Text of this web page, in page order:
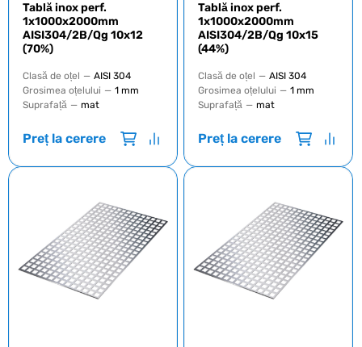
Tablă inox perf.
1х1000х2000mm
AISI304/2B/Qg 10х12
(70%)
Clasă de oțel — AISI 304
Grosimea oțelului — 1 mm
Suprafață — mat
Preț la cerere
Tablă inox perf.
1х1000х2000mm
AISI304/2B/Qg 10х15
(44%)
Clasă de oțel — AISI 304
Grosimea oțelului — 1 mm
Suprafață — mat
Preț la cerere